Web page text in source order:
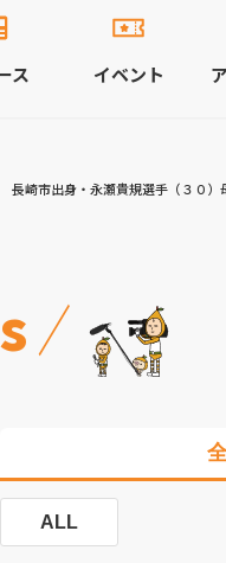
ス イベント
崎市出身・永瀬貴規選手（３０）
ALL